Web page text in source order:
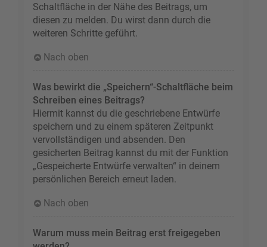
Schaltfläche in der Nähe des Beitrags, um
diesen zu melden. Du wirst dann durch die
weiteren Schritte geführt.
Nach oben
Was bewirkt die „Speichern“-Schaltfläche beim
Schreiben eines Beitrags?
Hiermit kannst du die geschriebene Entwürfe
speichern und zu einem späteren Zeitpunkt
vervollständigen und absenden. Den
gesicherten Beitrag kannst du mit der Funktion
„Gespeicherte Entwürfe verwalten“ in deinem
persönlichen Bereich erneut laden.
Nach oben
Warum muss mein Beitrag erst freigegeben